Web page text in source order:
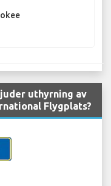
uthyrning av
Flygplats?